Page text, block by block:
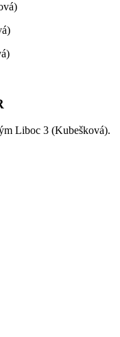
Liboc 3 (Kubešková).